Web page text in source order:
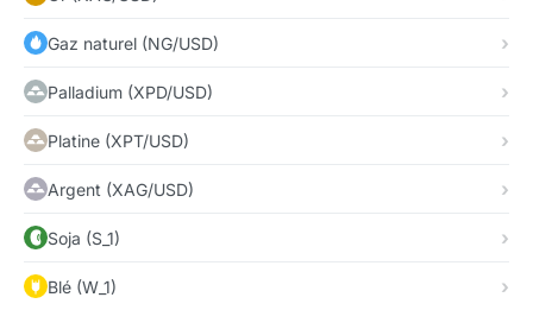
Gaz naturel (NG/USD)
Palladium (XPD/USD)
Platine (XPT/USD)
Argent (XAG/USD)
Soja (S_1)
Blé (W_1)